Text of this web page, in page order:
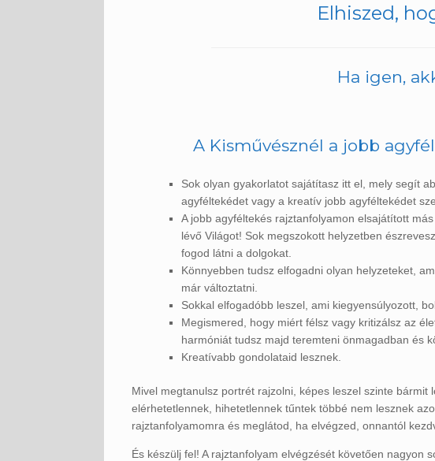
Elhiszed,
Ha igen,
A Kisművésznél a jobb
Sok olyan gyakorlatot sajátítasz itt el, mely segít
agyféltekédet vagy a kreatív jobb agyféltekédet
A jobb agyféltekés rajztanfolyamon elsajátított
lévő Világot! Sok megszokott helyzetben
fogod látni a dolgokat.
Könnyebben tudsz elfogadni olyan helyzeteket,
már változtatni.
Sokkal elfogadóbb leszel, ami kiegyensúlyozott,
Megismered, hogy miért félsz vagy kritizálsz az
harmóniát tudsz majd teremteni önmagadban és
Kreatívabb gondolataid lesznek.
Mivel megtanulsz portrét rajzolni, képes leszel szinte
elérhetetlennek, hihetetlennek tűntek többé nem lesznek
rajztanfolyamomra és meglátod, ha elvégzed, onnantól
És készülj fel! A rajztanfolyam elvégzését követően nagyon